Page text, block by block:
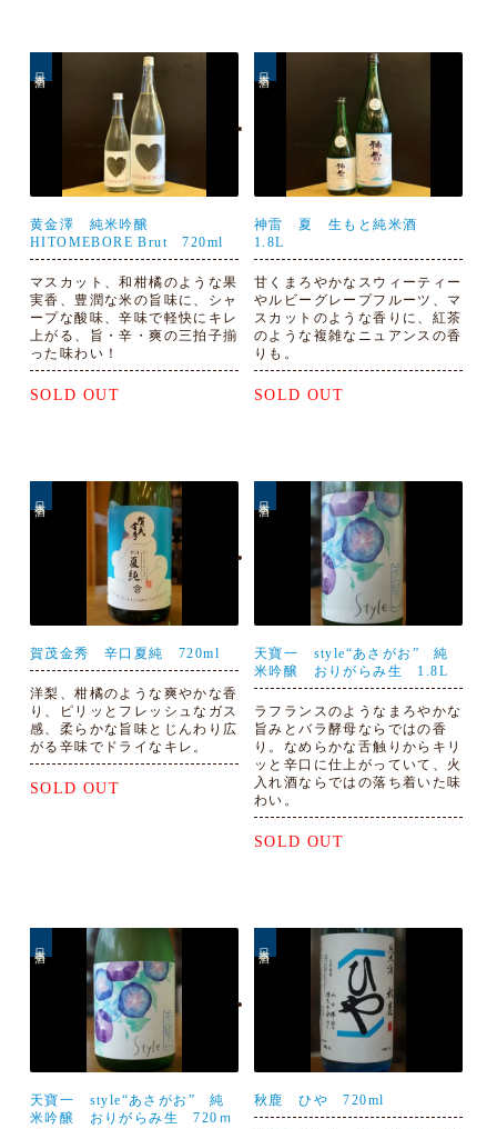
黄金澤 純米吟醸
HITOMEBORE Brut 720ml
マスカット、和柑橘のような果
実香、豊潤な米の旨味に、シャ
ープな酸味、辛味で軽快にキレ
上がる、旨・辛・爽の三拍子揃
った味わい！
SOLD OUT
神雷 夏 生もと純米酒
1.8L
甘くまろやかなスウィーティー
やルビーグレープフルーツ、マ
スカットのような香りに、紅茶
のような複雑なニュアンスの香
りも。
SOLD OUT
賀茂金秀 辛口夏純 720ml
洋梨、柑橘のような爽やかな香
り、ピリッとフレッシュなガス
感、柔らかな旨味とじんわり広
がる辛味でドライなキレ。
SOLD OUT
天寶一 style“あさがお” 純
米吟醸 おりがらみ生 1.8L
ラフランスのようなまろやかな
旨みとバラ酵母ならではの香
り。なめらかな舌触りからキリ
ッと辛口に仕上がっていて、火
入れ酒ならではの落ち着いた味
わい。
SOLD OUT
天寶一 style“あさがお” 純
米吟醸 おりがらみ生 720ｍ
秋鹿 ひや 720ml